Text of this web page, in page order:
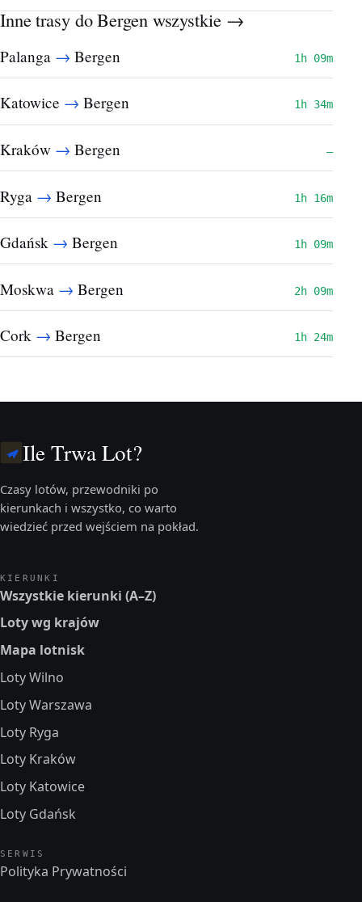
Inne trasy do Bergenwszystkie →
Palanga → Bergen 1h 09m
Katowice → Bergen 1h 34m
Kraków → Bergen —
Ryga → Bergen 1h 16m
Gdańsk → Bergen 1h 09m
Moskwa → Bergen 2h 09m
Cork → Bergen 1h 24m
Ile Trwa Lot?
Czasy lotów, przewodniki po
kierunkach i wszystko, co warto
wiedzieć przed wejściem na pokład.
KIERUNKI
Wszystkie kierunki (A–Z)
Loty wg krajów
Mapa lotnisk
Loty Wilno
Loty Warszawa
Loty Ryga
Loty Kraków
Loty Katowice
Loty Gdańsk
SERWIS
Polityka Prywatności